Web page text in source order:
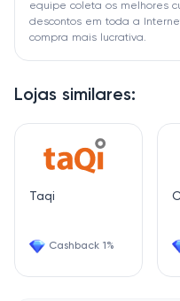
Lojas similares:
Taqi
Cashback 1%
equipe coleta os melhores
descontos em toda a
compra mais lucrativa.